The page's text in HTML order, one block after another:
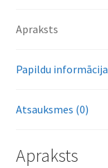
daudzums
Apraksts
Papildu informācija
Atsauksmes (0)
Apraksts